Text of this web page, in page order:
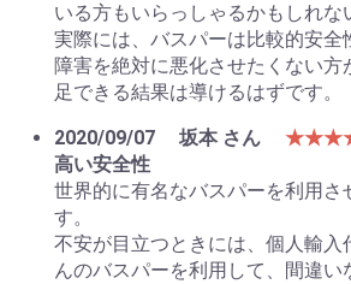
いる方もいらっしゃるかもしれな
実際には、バスパーは比較的安全
障害を絶対に悪化させたくない方
足できる結果は導けるはずです。
2020/09/07
坂本 さん
高い安全性
世界的に有名なバスパーを利用さ
す。
不安が目立つときには、個人輸入
んのバスパーを利用して、間違い